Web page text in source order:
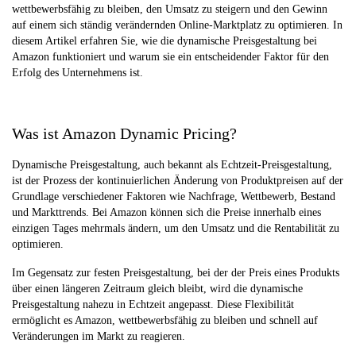
wettbewerbsfähig zu bleiben, den Umsatz zu steigern und den Gewinn
auf einem sich ständig verändernden Online-Marktplatz zu optimieren. In
diesem Artikel erfahren Sie, wie die dynamische Preisgestaltung bei
Amazon funktioniert und warum sie ein entscheidender Faktor für den
Erfolg des Unternehmens ist.
Was ist Amazon Dynamic Pricing?
Dynamische Preisgestaltung, auch bekannt als Echtzeit-Preisgestaltung,
ist der Prozess der kontinuierlichen Änderung von Produktpreisen auf der
Grundlage verschiedener Faktoren wie Nachfrage, Wettbewerb, Bestand
und Markttrends. Bei Amazon können sich die Preise innerhalb eines
einzigen Tages mehrmals ändern, um den Umsatz und die Rentabilität zu
optimieren.
Im Gegensatz zur festen Preisgestaltung, bei der der Preis eines Produkts
über einen längeren Zeitraum gleich bleibt, wird die dynamische
Preisgestaltung nahezu in Echtzeit angepasst. Diese Flexibilität
ermöglicht es Amazon, wettbewerbsfähig zu bleiben und schnell auf
Veränderungen im Markt zu reagieren.